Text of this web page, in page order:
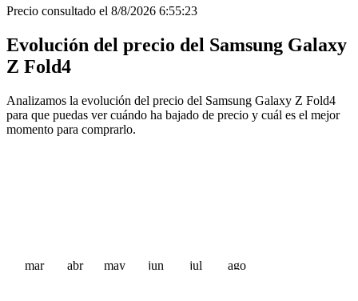
Precio consultado el 8/8/2026 6:55:23
Evolución del precio del Samsung Galaxy
Z Fold4
Analizamos la evolución del precio del Samsung Galaxy Z Fold4
para que puedas ver cuándo ha bajado de precio y cuál es el mejor
momento para comprarlo.
mar abr may jun jul ago